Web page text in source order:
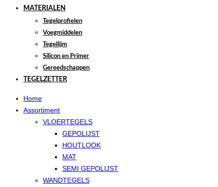
MATERIALEN
Tegelprofielen
Voegmiddelen
Tegellijm
Silicon en Primer
Gereedschappen
TEGELZETTER
Home
Assortiment
VLOERTEGELS
GEPOLIJST
HOUTLOOK
MAT
SEMI GEPOLIJST
WANDTEGELS